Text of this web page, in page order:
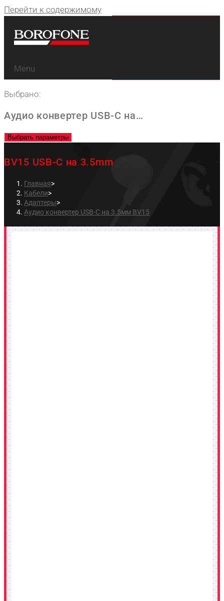
Перейти к содержимому
Menu
Выбрано:
Аудио конвертер USB-C на…
Выбрать параметры
BV15 USB-C на 3.5mm
Главная>
Кабели>
Адаптеры>
Аудио конвертер USB-C на 3.5мм BV15